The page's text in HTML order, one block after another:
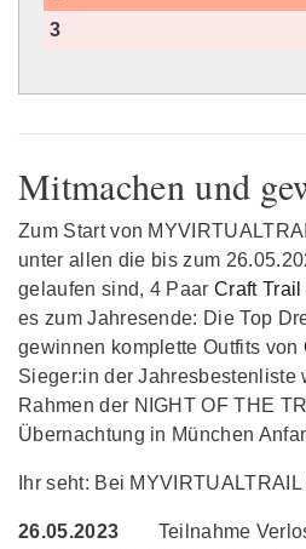
3
Mitmachen und
Zum Start von
unter allen die bis zum
gelaufen sind, 4 PaarCraft
es zum Jahresende: Die Top
gewinnen komplette Outfits von
Sieger:in der Jahresbestenliste
Rahmen der NIGHT OF THE
Übernachtung in München
Ihr seht: Bei
26.05.2023
Teilnahme